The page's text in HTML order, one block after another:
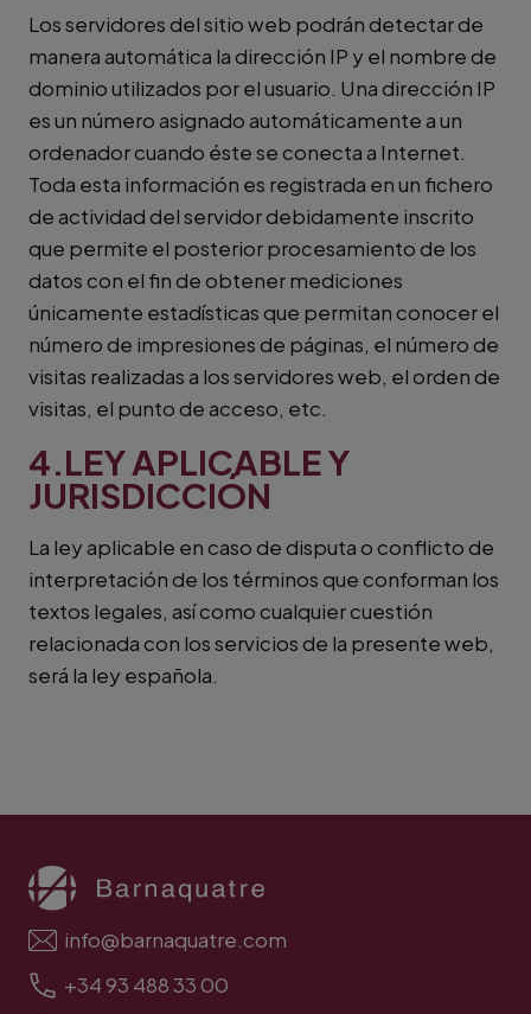
Los servidores del sitio web podrán detectar de
manera automática la dirección IP y el nombre de
dominio utilizados por el usuario. Una dirección IP
es un número asignado automáticamente a un
ordenador cuando éste se conecta a Internet.
Toda esta información es registrada en un fichero
de actividad del servidor debidamente inscrito
que permite el posterior procesamiento de los
datos con el fin de obtener mediciones
únicamente estadísticas que permitan conocer el
número de impresiones de páginas, el número de
visitas realizadas a los servidores web, el orden de
visitas, el punto de acceso, etc.
4.LEY APLICABLE Y
JURISDICCIÓN
La ley aplicable en caso de disputa o conflicto de
interpretación de los términos que conforman los
textos legales, así como cualquier cuestión
relacionada con los servicios de la presente web,
será la ley española.
info@barnaquatre.com
+34 93 488 33 00